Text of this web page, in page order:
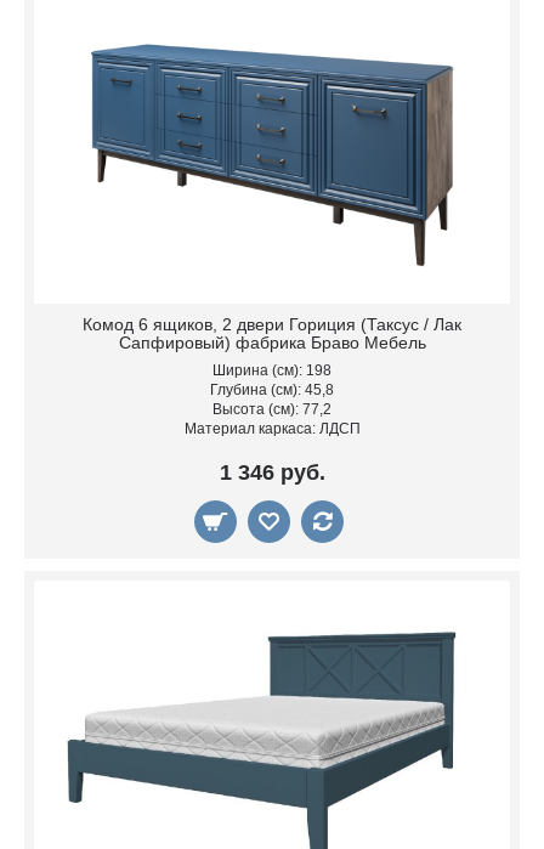
Комод 6 ящиков, 2 двери Гориция (Таксус / Лак
Сапфировый) фабрика Браво Мебель
Ширина (см): 198
Глубина (см): 45,8
Высота (см): 77,2
Материал каркаса: ЛДСП
1 346 руб.